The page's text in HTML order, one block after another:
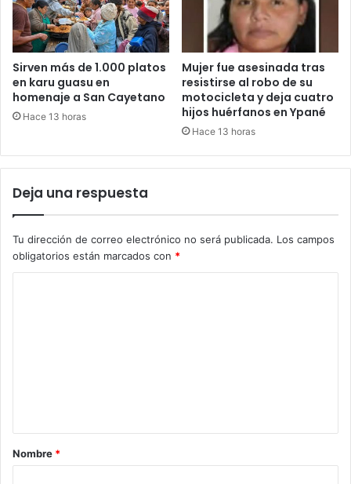
Sirven más de 1.000 platos
en karu guasu en
homenaje a San Cayetano
Hace 13 horas
Mujer fue asesinada tras
resistirse al robo de su
motocicleta y deja cuatro
hijos huérfanos en Ypané
Hace 13 horas
Deja una respuesta
Tu dirección de correo electrónico no será publicada. Los campos
obligatorios están marcados con *
r
Nombre *